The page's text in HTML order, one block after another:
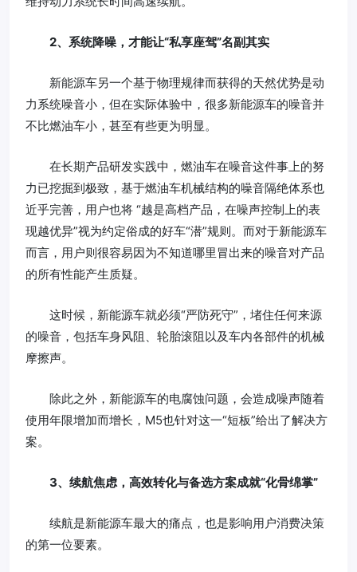
2、系统降噪，才能让“私享座驾”名副其实
新能源车另一个基于物理规律而获得的天然优势是动
力系统噪音小，但在实际体验中，很多新能源车的噪音并
不比燃油车小，甚至有些更为明显。
在长期产品研发实践中，燃油车在噪音这件事上的努
力已挖掘到极致，基于燃油车机械结构的噪音隔绝体系也
近乎完善，用户也将 “越是高档产品，在噪声控制上的表
现越优异”视为约定俗成的好车“潜”规则。而对于新能源车
而言，用户则很容易因为不知道哪里冒出来的噪音对产品
的所有性能产生质疑。
这时候，新能源车就必须“严防死守”，堵住任何来源
的噪音，包括车身风阻、轮胎滚阻以及车内各部件的机械
摩擦声。
除此之外，新能源车的电腐蚀问题，会造成噪声随着
使用年限增加而增长，M5也针对这一“短板”给出了解决方
案。
3、续航焦虑，高效转化与备选方案成就“化骨绵掌”
续航是新能源车最大的痛点，也是影响用户消费决策
的第一位要素。